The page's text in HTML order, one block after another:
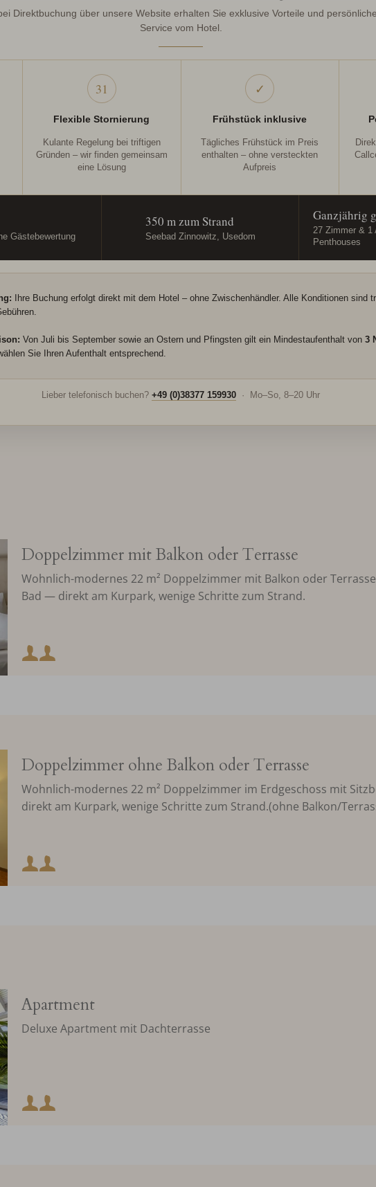
Direktbuchung über unsere Website erhalten Sie exklusive Vorteile und
Service vom Hotel.
31
Flexible Stornierung
Kulante Regelung bei triftigen
Gründen – wir finden gemeinsam
eine Lösung
✓
Frühstück inklusive
Tägliches Frühstück im Preis
enthalten – ohne versteckten
Aufpreis
Gästebewertung
350 m zum Strand
Seebad Zinnowitz, Usedom
Ganzjährig
27 Zimmer & 1
Penthouses
Ihre Buchung erfolgt direkt mit dem Hotel – ohne Zwischenhändler. Alle Konditionen sind
Von Juli bis September sowie an Ostern und Pfingsten gilt ein Mindestaufenthalt von 3
Sie Ihren Aufenthalt entsprechend.
Lieber telefonisch buchen? +49 (0)38377 159930 · Mo–So, 8–20 Uhr
Doppelzimmer mit Balkon oder Terrasse
Wohnlich-modernes 22 m² Doppelzimmer mit Balkon oder
Bad — direkt am Kurpark, wenige Schritte zum Strand.
Mindestbelegung:
Doppelzimmer ohne Balkon oder Terrasse
Wohnlich-modernes 22 m² Doppelzimmer im Erdgeschoss mit
direkt am Kurpark, wenige Schritte zum Strand.(ohne Balkon/
Mindestbelegung:
Apartment
Deluxe Apartment mit Dachterrasse
Mindestbelegung: